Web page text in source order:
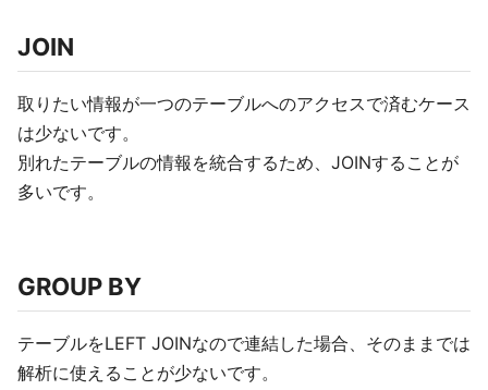
JOIN
取りたい情報が一つのテーブルへのアクセスで済むケース
は少ないです。
別れたテーブルの情報を統合するため、JOINすることが
多いです。
GROUP BY
テーブルをLEFT JOINなので連結した場合、そのままでは
解析に使えることが少ないです。